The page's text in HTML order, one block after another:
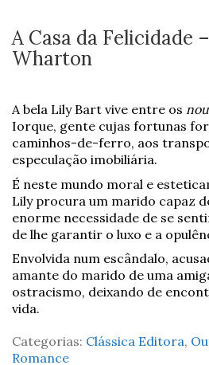
A Casa da Felicidade
Wharton
A bela Lily Bart vive entre os
Iorque, gente cujas fortunas
caminhos-de-ferro, aos
especulação imobiliária.
É neste mundo moral e
Lily procura um marido capaz
enorme necessidade de se
de lhe garantir o luxo e a
Envolvida num escândalo,
amante do marido de uma
ostracismo, deixando de
vida.
Categorias: Clássica Editora,
Romance